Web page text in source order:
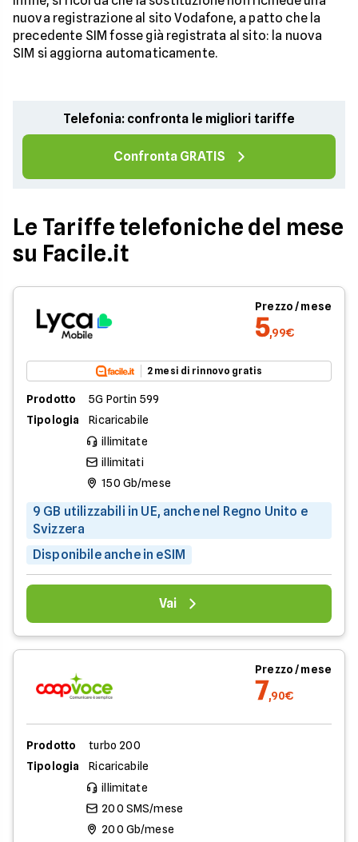
nuova registrazione al sito Vodafone, a patto che la
precedente SIM fosse già registrata al sito: la nuova
SIM si aggiorna automaticamente.
Telefonia: confronta le migliori tariffe
Confronta GRATIS
Le Tariffe telefoniche del mese
su Facile.it
Prezzo / mese
5,99€
2 mesi di rinnovo gratis
Prodotto
5G Portin 599
Tipologia
Ricaricabile
illimitate
illimitati
150 Gb/mese
9 GB utilizzabili in UE, anche nel Regno Unito e
Svizzera
Disponibile anche in eSIM
Vai
Prezzo / mese
7,90€
Prodotto
turbo 200
Tipologia
Ricaricabile
illimitate
200 SMS/mese
200 Gb/mese